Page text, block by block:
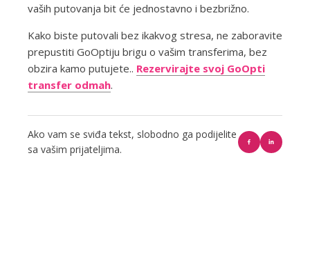
vaših putovanja bit će jednostavno i bezbrižno.
Kako biste putovali bez ikakvog stresa, ne zaboravite
prepustiti GoOptiju brigu o vašim transferima, bez
obzira kamo putujete.. Rezervirajte svoj GoOpti
transfer odmah.
Ako vam se sviđa tekst, slobodno ga podijelite
sa vašim prijateljima.